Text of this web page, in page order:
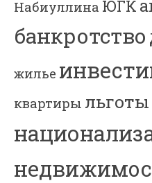
Набиуллина ЮГК
банкротство
жилье
квартиры льготы